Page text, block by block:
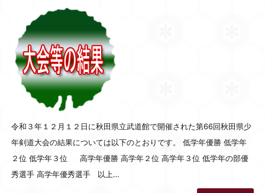
令和３年１２月１２日に秋田県立武道館で開催された第66回秋田県少
年剣道大会の結果については以下のとおりです。 低学年優勝 低学年
２位 低学年３位 高学年優勝 高学年２位 高学年３位 低学年の部優
秀選手 高学年優秀選手 以上…